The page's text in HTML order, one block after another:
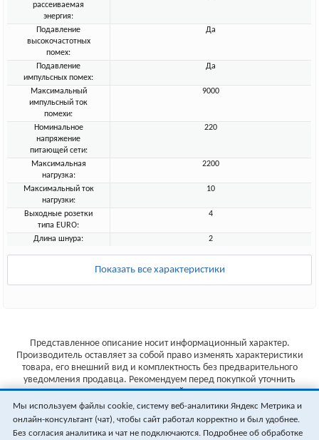
рассеиваемая
энергия:
Подавление
высокочастотных
помех:
Да
Подавление
импульсных помех:
Да
Максимальный
импульсный ток
помехи:
9000
Номинальное
напряжение
питающей сети:
220
Максимальная
нагрузка:
2200
Максимальный ток
нагрузки:
10
Выходные розетки
типа EURO:
4
Длина шнура: 2
Показать все характеристики
Представленное описание носит информационный характер.
Производитель оставляет за собой право изменять характеристики
товара, его внешний вид и комплектность без предварительного
уведомления продавца. Рекомендуем перед покупкой уточнить
характеристики товара на сайте производителя.
Указанные цены не являются публичной офертой (ст.435 ГК РФ).
Стоимость и наличие товара уточняйте у менеджера.
Мы используем файлы cookie, систему веб-аналитики Яндекс Метрика и
онлайн-консультант (чат), чтобы сайт работал корректно и был удобнее.
Без согласия аналитика и чат не подключаются. Подробнее об обработке